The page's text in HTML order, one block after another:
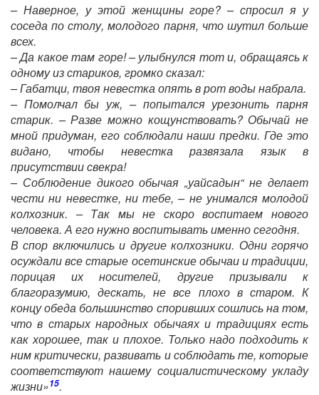
– Наверное, у этой женщины горе? – спросил я у
соседа по столу, молодого парня, что шутил больше
всех.
– Да какое там горе! – улыбнулся тот и, обращаясь к
одному из стариков, громко сказал:
– Габатци, твоя невестка опять в рот воды набрала.
– Помолчал бы уж, – попытался урезонить парня
старик. – Разве можно кощунствовать? Обычай не
мной придуман, его соблюдали наши предки. Где это
видано, чтобы невестка развязала язык в
присутствии свекра!
– Соблюдение дикого обычая „уайсадын“ не делает
чести ни невестке, ни тебе, – не унимался молодой
колхозник. – Так мы не скоро воспитаем нового
человека. А его нужно воспитывать именно сегодня.
В спор включились и другие колхозники. Одни горячо
осуждали все старые осетинские обычаи и традиции,
порицая их носителей, другие призывали к
благоразумию, дескать, не все плохо в старом. К
концу обеда большинство споривших сошлись на том,
что в старых народных обычаях и традициях есть
как хорошее, так и плохое. Только надо подходить к
ним критически, развивать и соблюдать те, которые
соответствуют нашему социалистическому укладу
жизни»15.